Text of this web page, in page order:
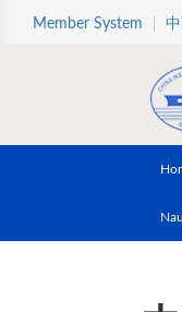
Skip to main content
Member System